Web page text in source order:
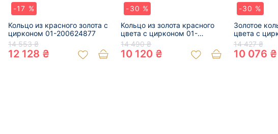
-17 %
Кольцо из красного золота с
цирконом 01-200624877
14 553 ₴
12 128 ₴
-30 %
Кольцо из золота красного
цвета с цирконом 01-
200330291
14 490 ₴
10 120 ₴
-30 %
Золотое
цвета с
18972401
14 427 ₴
10 076 ₴